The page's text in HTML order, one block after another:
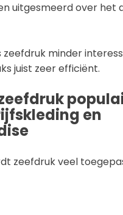
uitgesmeerd over het
zeefdruk minder
juist zeer efficiënt.
en
zeefdruk veel